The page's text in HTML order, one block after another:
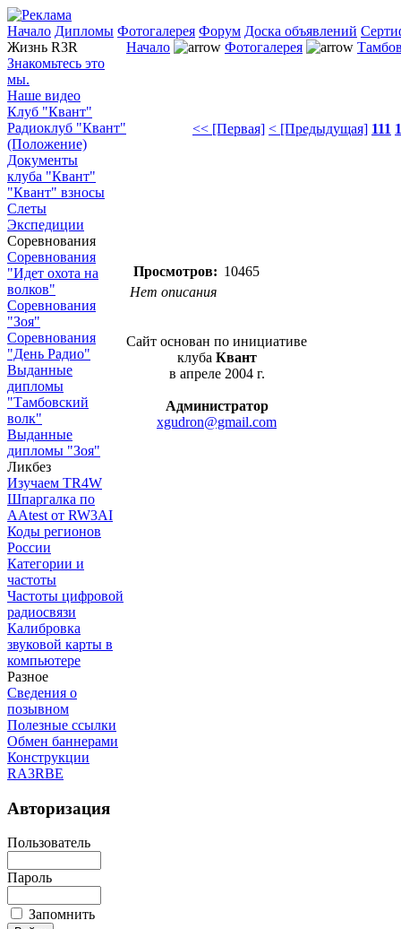
Начало Дипломы Фотогалерея Форум Доска объявлений
Жизнь R3R
Знакомьтесь это
мы.
Наше видео
Клуб "Квант"
Радиоклуб "Квант"
(Положение)
Документы
клуба "Квант"
"Квант" взносы
Слеты
Экспедиции
Соревнования
Соревнования
"Идет охота на
волков"
Соревнования
"Зоя"
Соревнования
"День Радио"
Выданные
дипломы
"Тамбовский
волк"
Выданные
дипломы "Зоя"
Ликбез
Изучаем TR4W
Шпаргалка по
AAtest от RW3AI
Коды регионов
России
Категории и
частоты
Частоты цифровой
радиосвязи
Калибровка
звуковой карты в
компьютере
Разное
Сведения о
позывном
Полезные ссылки
Обмен баннерами
Конструкции
RA3RBE
Авторизация
Пользователь
Пароль
Запомнить
Начало Фотогалерея
<< [Первая] < [Предыдущая] 111
Просмотров: 10465
Нет описания
Сайт основан по инициативе
клуба Квант
в апреле 2004 г.
Администратор
xgudron@gmail.com